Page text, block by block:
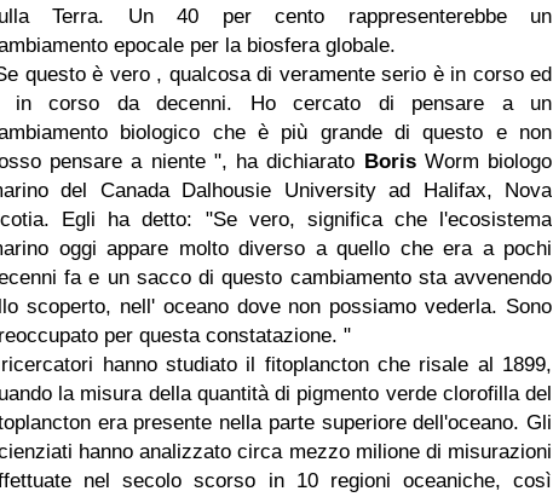
Terra. Un 40 per cento rappresenterebbe un
epocale per la biosfera globale.
questo è vero , qualcosa di veramente serio è in corso ed
in corso da decenni. Ho cercato di pensare a un
biologico che è più grande di questo e non
pensare a niente ", ha dichiarato BorisWorm biologo
del Canada Dalhousie University ad Halifax, Nova
Egli ha detto: "Se vero, significa che l'ecosistema
oggi appare molto diverso a quello che era a pochi
fa e un sacco di questo cambiamento sta avvenendo
scoperto, nell' oceano dove non possiamo vederla. Sono
per questa constatazione. "
hanno studiato il fitoplancton che risale al 1899,
la misura della quantità di pigmento verde clorofilla del
era presente nella parte superiore dell'oceano. Gli
hanno analizzato circa mezzo milione di misurazioni
nel secolo scorso in 10 regioni oceaniche, così